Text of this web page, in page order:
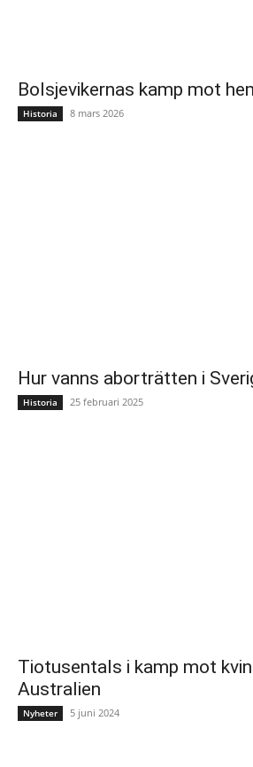
Bolsjevikernas kamp mot
Historia 8 mars 2026
Hur vanns aborträtten i
Historia 25 februari 2025
Tiotusentals i kamp mot
Australien
Nyheter 5 juni 2024